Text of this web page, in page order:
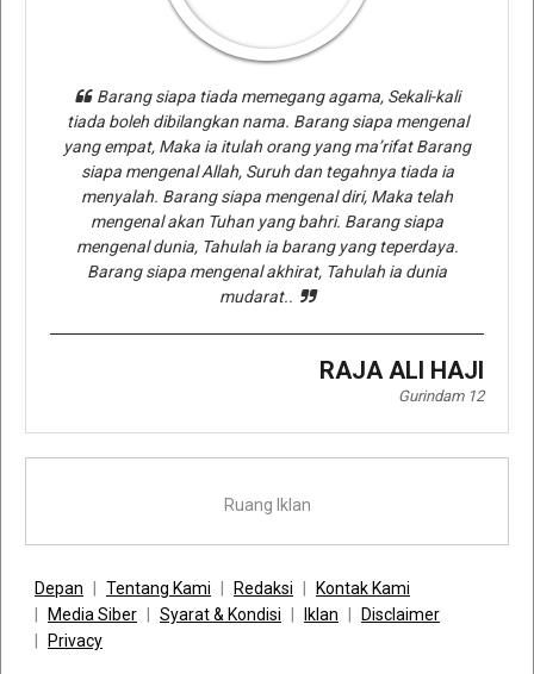
Barang siapa tiada memegang agama, Sekali-kali
tiada boleh dibilangkan nama. Barang siapa mengenal
yang empat, Maka ia itulah orang yang ma’rifat Barang
siapa mengenal Allah, Suruh dan tegahnya tiada ia
menyalah. Barang siapa mengenal diri, Maka telah
mengenal akan Tuhan yang bahri. Barang siapa
mengenal dunia, Tahulah ia barang yang teperdaya.
Barang siapa mengenal akhirat, Tahulah ia dunia
mudarat..
RAJA ALI HAJI
Gurindam 12
Ruang Iklan
Depan Tentang Kami Redaksi
Kontak Kami
Media Siber
Syarat & Kondisi Iklan
Disclaimer
Privacy